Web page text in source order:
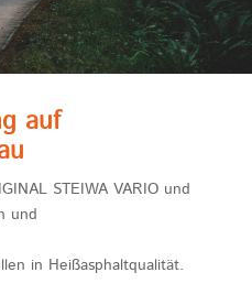
auf
STEIWA VARIO und
und
in Heißasphaltqualität.